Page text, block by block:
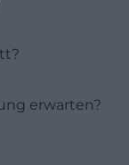
erwarten?